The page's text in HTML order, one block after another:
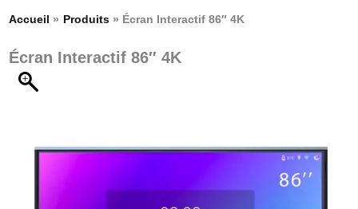
Accueil Produits Écran Interactif 86″ 4K
Écran Interactif 86″ 4K